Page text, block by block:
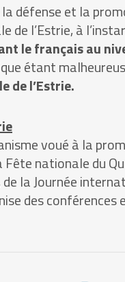
défense et la
de l’Estrie, à
le français au
étant
de l’Estrie.
voué à la
nationale du
de la Journée
des